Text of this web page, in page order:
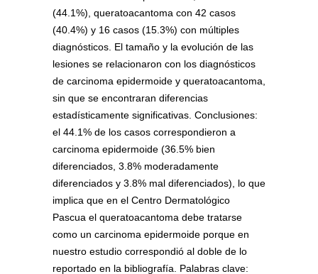
(44.1%), queratoacantoma con 42 casos
(40.4%) y 16 casos (15.3%) con múltiples
diagnósticos. El tamaño y la evolución de las
lesiones se relacionaron con los diagnósticos
de carcinoma epidermoide y queratoacantoma,
sin que se encontraran diferencias
estadísticamente significativas. Conclusiones:
el 44.1% de los casos correspondieron a
carcinoma epidermoide (36.5% bien
diferenciados, 3.8% moderadamente
diferenciados y 3.8% mal diferenciados), lo que
implica que en el Centro Dermatológico
Pascua el queratoacantoma debe tratarse
como un carcinoma epidermoide porque en
nuestro estudio correspondió al doble de lo
reportado en la bibliografía. Palabras clave: